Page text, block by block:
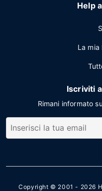
Help
La mia
Iscriviti
Rimani informato
Copyright © 2001 - 2026